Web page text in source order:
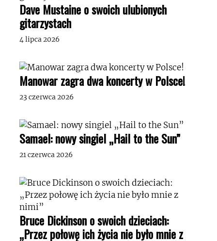
Dave Mustaine o swoich ulubionych
gitarzystach
4 lipca 2026
Manowar zagra dwa koncerty w Polsce!
23 czerwca 2026
Samael: nowy singiel „Hail to the Sun”
21 czerwca 2026
Bruce Dickinson o swoich dzieciach:
„Przez połowę ich życia nie było mnie z